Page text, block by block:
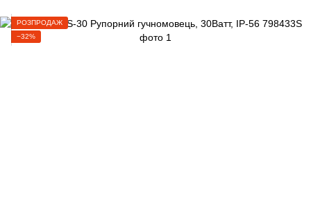
РОЗПРОДАЖ
−32%